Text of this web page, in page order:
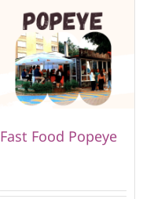
Fast Food Popeye